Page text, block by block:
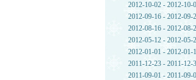
2012-10-02 - 2012-10-
2012-09-16 - 2012-09-
2012-08-16 - 2012-08-
2012-05-12 - 2012-05-
2012-01-01 - 2012-01-
2011-12-23 - 2011-12-
2011-09-01 - 2011-09-